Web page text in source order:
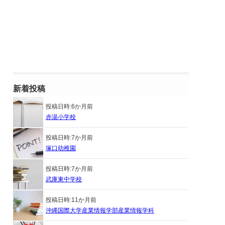
新着投稿
投稿日時:6か月前
赤湯小学校
投稿日時:7か月前
塚口幼稚園
投稿日時:7か月前
武庫東中学校
投稿日時:11か月前
沖縄国際大学産業情報学部産業情報学科